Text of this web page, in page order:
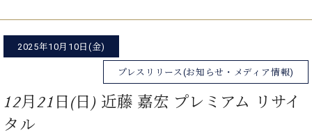
2025年10月10日(金)
プレスリリース(お知らせ・メディア情報)
12月21日(日) 近藤 嘉宏 プレミアム リサイ
タル